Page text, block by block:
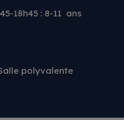
18h45 : 8-11 ans
polyvalente